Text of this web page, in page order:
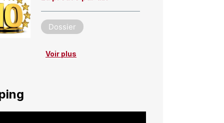
Dossier
Voir plus